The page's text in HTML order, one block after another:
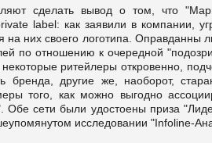
сделать вывод о том, что
label: как заявили в компании,
на них своего логотипа.
по отношению к очередной
ритейлеры откровенно,
бренда, другие же, наоборот,
того, как можно выгодно
Обе сети были удостоены приза
исследовании "Infoline-